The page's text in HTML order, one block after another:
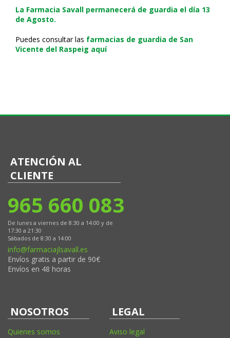
La Farmacia Savall permanecerá de guardia el día 13
de Agosto.
Puedes consultar las farmacias de guardia de San
Vicente del Raspeig aquí
ATENCIÓN AL
CLIENTE
965 660 083
De lunes a viernes de 8:30 a 14:00 y de
17:30 a 21:30
Sábados de 8:30 a 14:00
info@farmaciajlsavall.es
Envíos gratis a partir de 90€
Envíos en 48 horas
NOSOTROS
Quienes somos
LEGAL
Aviso legal